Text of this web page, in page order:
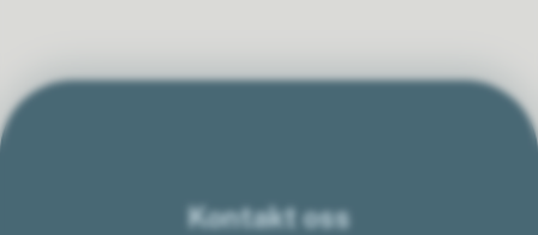
Kontakt oss